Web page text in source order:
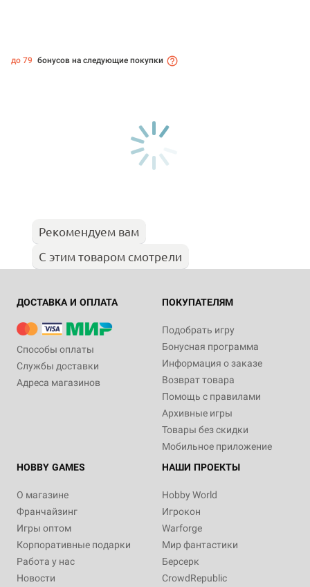
до 79 бонусов на следующие покупки
Рекомендуем вам
С этим товаром смотрели
ДОСТАВКА И ОПЛАТА
Способы оплаты
Службы доставки
Адреса магазинов
ПОКУПАТЕЛЯМ
Подобрать игру
Бонусная программа
Информация о заказе
Возврат товара
Помощь с правилами
Архивные игры
Товары без скидки
Мобильное приложение
HOBBY GAMES
О магазине
Франчайзинг
Игры оптом
Корпоративные подарки
Работа у нас
Новости
НАШИ ПРОЕКТЫ
Hobby World
Игрокон
Warforge
Мир фантастики
Берсерк
CrowdRepublic